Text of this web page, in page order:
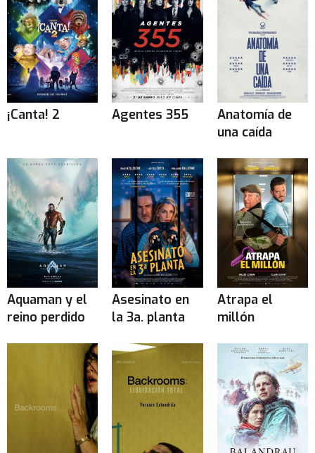
¡Canta! 2 Agentes 355
Anatomía de
una caída
Aquaman y el
reino perdido
Asesinato en
la 3a. planta
Atrapa el
millón